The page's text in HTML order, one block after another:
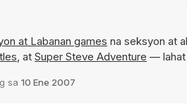
at Labanan games na seksyon at
, at Super Steve Adventure — lahat
sa 10 Ene 2007